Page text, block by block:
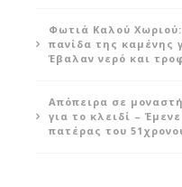
Φωτιά Καλού
πανίδα της καμένης
Έβαλαν νερό και
Απόπειρα σε
για το κλειδί –
πατέρας του